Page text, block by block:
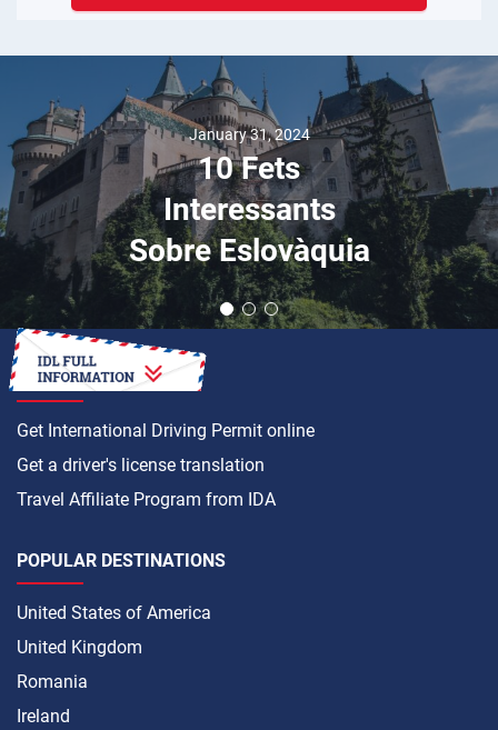
January 31, 2024
10 Fets
Interessants
Sobre Eslovàquia
HOW TO
Get International Driving Permit online
Get a driver's license translation
Travel Affiliate Program from IDA
POPULAR DESTINATIONS
United States of America
United Kingdom
Romania
Ireland